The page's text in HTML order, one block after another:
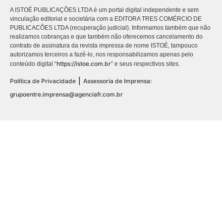
A ISTOÉ PUBLICAÇÕES LTDA é um portal digital independente e sem
vinculação editorial e societária com a EDITORA TRES COMÉRCIO DE
PUBLICACÕES LTDA (recuperação judicial). Informamos também que não
realizamos cobranças e que também não oferecemos cancelamento do
contrato de assinatura da revista impressa de nome ISTOÉ, tampouco
autorizamos terceiros a fazê-lo, nos responsabilizamos apenas pelo
conteúdo digital “https://istoe.com.br” e seus respectivos sites.
Política de Privacidade
Assessoria de Imprensa:
grupoentre.imprensa@agenciafr.com.br